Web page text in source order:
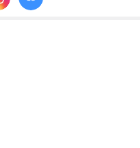
depende de